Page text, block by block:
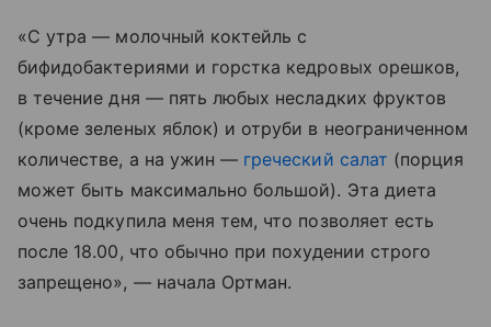
«С утра — молочный коктейль с
бифидобактериями и горстка кедровых орешков,
в течение дня — пять любых несладких фруктов
(кроме зеленых яблок) и отруби в неограниченном
количестве, а на ужин — греческий салат (порция
может быть максимально большой). Эта диета
очень подкупила меня тем, что позволяет есть
после 18.00, что обычно при похудении строго
запрещено», — начала Ортман.